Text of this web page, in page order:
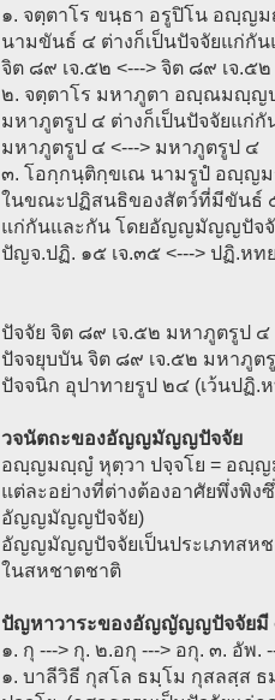
๑. จตฺตาโร ขนฺธา อรูปิโน อญฺญ
นามขันธ์ ๔ ต่างก็เป็นปัจจัยแก่
จิต ๘๙ เจ.๕๒ <---> จิต ๘๙ เจ.๕๒
๒. จตฺตาโร มหาภูตา อญฺณมญฺญป
มหาภูตรูป ๔ ต่างก็เป็นปัจจัยแ
มหาภูตรูป ๔ <---> มหาภูตรูป ๔
๓. โอกฺกนฺติกฺขเณ นามรูปํ อญฺญม
ในขณะปฏิสนธิของสัตว์ที่มีขันธ์
แก่กันและกัน โดยอัญญมัญญปัจ
ปัญจ.ปฏิ. ๑๕ เจ.๓๕ <---> ปฏิ.หท
ปัจจัย จิต ๘๙ เจ.๕๒ มหาภูตรูป
ปัจจยุบบัน จิต ๘๙ เจ.๕๒ มหาภูต
ปัจจนิก อุปาทายรูป ๒๔ (เว้นปฏิ.
วจนัตถะของอัญญมัญญปัจจัย
อญฺญมญฺญํ หุตฺวา ปจฺจโย = อญฺญ
แต่ละอย่างที่ต่างต้องอาศัยพึ่งพิง
อัญญมัญญปัจจัย)
อัญญมัญญปัจจัยเป็นประเภทสหช
ในสหชาตชาติ
ปัญหาวาระของอัญญัญญปัจจัยมี
๑. กุ ---> กุ. ๒.อกุ ---> อกุ. ๓. อัพ.
๑. บาลีวิธี กุสโล ธมฺโม กุสลสฺส